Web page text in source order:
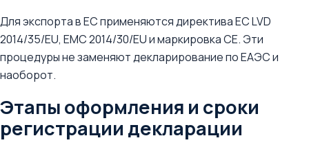
Для экспорта в ЕС применяются директива ЕС LVD
2014/35/EU, EMC 2014/30/EU и маркировка CE. Эти
процедуры не заменяют декларирование по ЕАЭС и
наоборот.
Этапы оформления и сроки
регистрации декларации